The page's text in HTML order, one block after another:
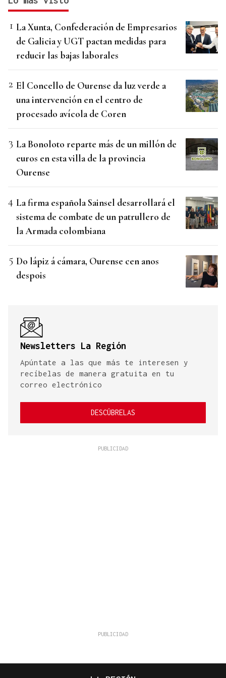
La Xunta, Confederación de Empresarios
de Galicia y UGT pactan medidas para
reducir las bajas laborales
El Concello de Ourense da luz verde a
una intervención en el centro de
procesado avícola de Coren
La Bonoloto reparte más de un millón de
euros en esta villa de la provincia
Ourense
La firma española Sainsel desarrollará el
sistema de combate de un patrullero de
la Armada colombiana
Do lápiz á cámara, Ourense cen anos
despois
Newsletters La Región
Apúntate a las que más te interesen y
recíbelas de manera gratuita en tu
correo electrónico
DESCÚBRELAS